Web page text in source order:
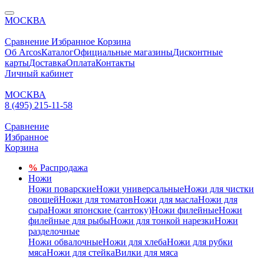
МОСКВА
Сравнение Избранное Корзина
Об ArcosКаталогОфициальные магазиныДисконтные
картыДоставкаОплатаКонтакты
Личный кабинет
МОСКВА
8 (495) 215-11-58
Сравнение
Избранное
Корзина
% Распродажа
Ножи
Ножи поварскиеНожи универсальныеНожи для чистки
овощейНожи для томатовНожи для маслаНожи для
сыраНожи японские (сантоку)Ножи филейныеНожи
филейные для рыбыНожи для тонкой нарезкиНожи
разделочные
Ножи обвалочныеНожи для хлебаНожи для рубки
мясаНожи для стейкаВилки для мяса